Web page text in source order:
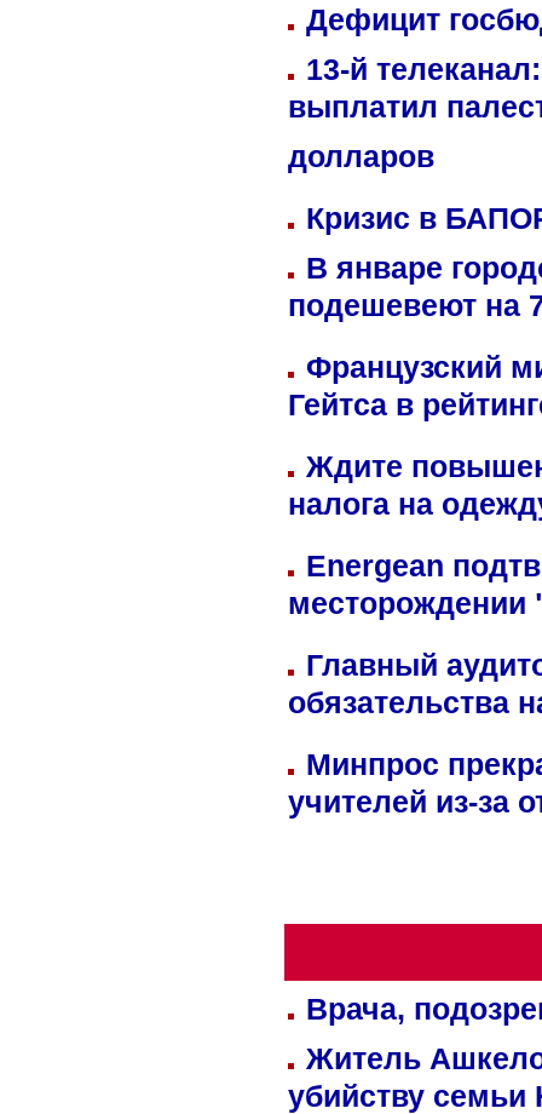
Дефицит
13-й
выплатил
долларов
Кризис в
В январе
подешевеют на
Французский
Гейтса в
Ждите
налога на
Energean
Главный
обязательства
Минпрос
учителей из-за
Врача,
Житель